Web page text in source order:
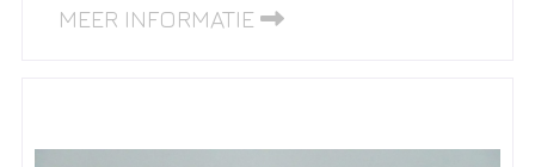
MEER INFORMATIE